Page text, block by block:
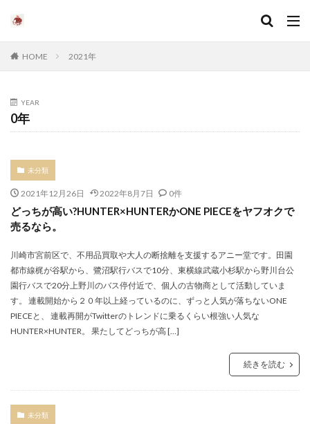
HOME 2021年
YEAR
0年
未分類
2021年12月26日 2022年8月7日 0件
どっちが高い?HUNTER×HUNTERかONE PIECEをヤフオクで
売るなら。
川崎市宮前区で、不用品買取や大人の断捨離を支援するアニー堂です。田園
都市線梶が谷駅から、鷺沼駅行バスで10分、東横線武蔵小杉駅から野川台公
園行バスで20分上野川のバス停付近で、個人の古物商として活動していま
す。 連載開始から２０年以上経っているのに、ずっと人気が落ちないONE
PIECEと、 連載再開がTwitterのトレンドに乗るくらい根強い人気な
HUNTER×HUNTER。 果たしてどっちが高 […]
続きを読む
未分類